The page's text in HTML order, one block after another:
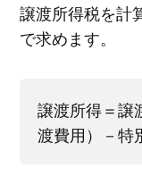
譲渡所得税を計
で求めます。
譲渡所得＝譲
渡費用）－特